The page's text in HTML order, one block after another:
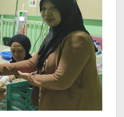
Bulan
Penderita
Atresia
Bilier